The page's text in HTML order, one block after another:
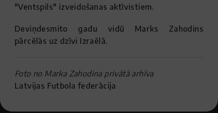
"Ventspils" izveidošanas aktīvistiem.
Deviņdesmito gadu vidū Marks Zahodins
pārcēlās uz dzīvi Izraēlā.
Foto no Marka Zahodina privātā arhīva
Latvijas Futbola federācija